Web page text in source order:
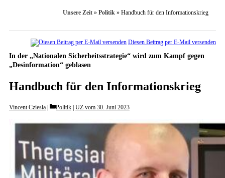
Unsere Zeit » Politik » Handbuch für den Informationskrieg
Diesen Beitrag per E-Mail versenden
In der „Nationalen Sicherheitsstrategie“ wird zum Kampf gegen
„Desinformation“ geblasen
Handbuch für den Informationskrieg
Vincent Cziesla Categories
Politik UZ vom 30. Juni 2023